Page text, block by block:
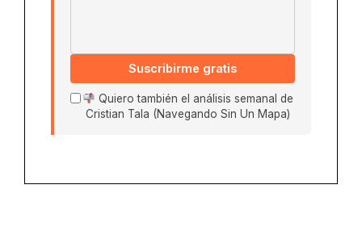
Suscribirme gratis
Quiero también el análisis semanal de
Cristian Tala (Navegando Sin Un Mapa)